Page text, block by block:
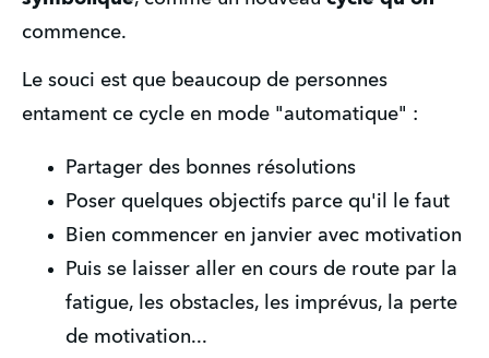
commence.
Le souci est que beaucoup de personnes
entament ce cycle en mode "automatique" :
Partager des bonnes résolutions
Poser quelques objectifs parce qu'il le faut
Bien commencer en janvier avec motivation
Puis se laisser aller en cours de route par la
fatigue, les obstacles, les imprévus, la perte
de motivation...